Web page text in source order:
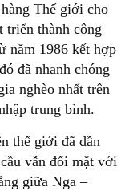
Thế giới cho
triển thành công
năm 1986 kết hợp
đã nhanh chóng
nghèo nhất trên
trung bình.
thế giới đã dần
vẫn đối mặt với
giữa Nga –